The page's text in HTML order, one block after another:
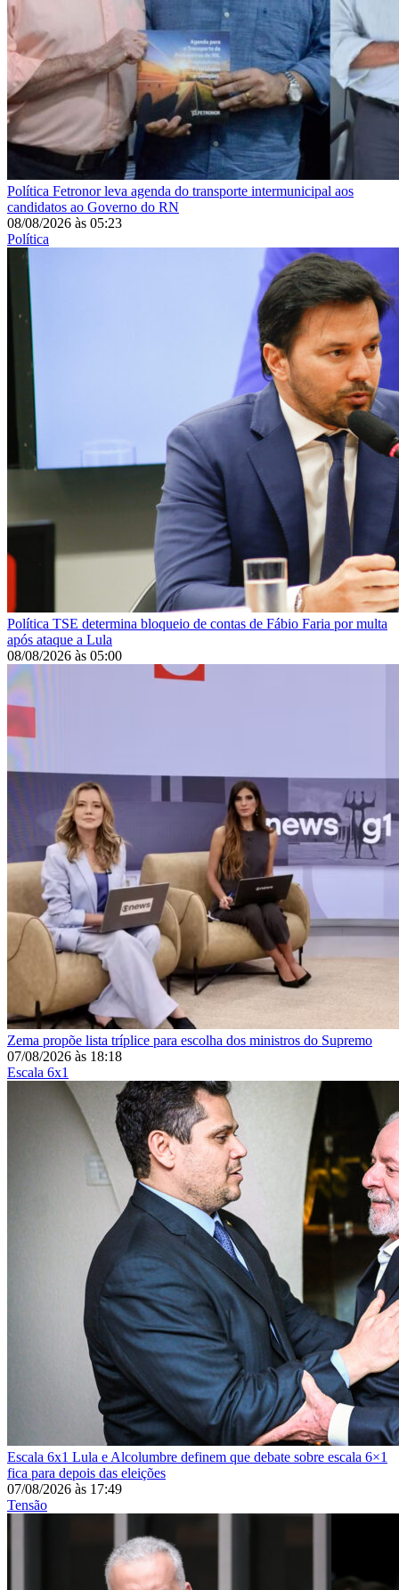
Política Fetronor leva agenda do transporte intermunicipal aos
candidatos ao Governo do RN
08/08/2026 às 05:23
Política
Política TSE determina bloqueio de contas de Fábio Faria por multa
após ataque a Lula
08/08/2026 às 05:00
Zema propõe lista tríplice para escolha dos ministros do Supremo
07/08/2026 às 18:18
Escala 6x1
Escala 6x1 Lula e Alcolumbre definem que debate sobre escala 6×1
fica para depois das eleições
07/08/2026 às 17:49
Tensão